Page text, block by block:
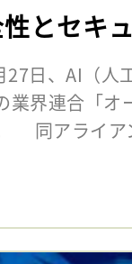
とセキ
日、AI（人
業界連合「オ
同アライア